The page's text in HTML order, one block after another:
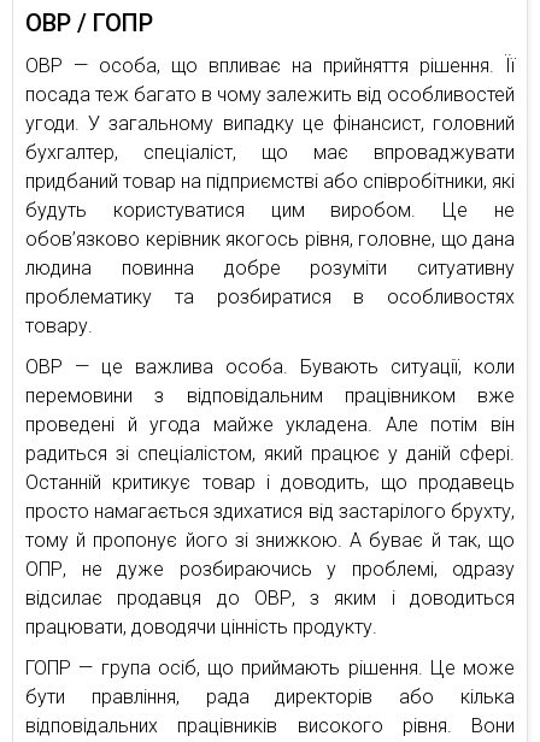
ОВР / ГОПР
ОВР — особа, що впливає на прийняття рішення. Її
посада теж багато в чому залежить від особливостей
угоди. У загальному випадку це фінансист, головний
бухгалтер, спеціаліст, що має впроваджувати
придбаний товар на підприємстві або співробітники, які
будуть користуватися цим виробом. Це не
обов’язково керівник якогось рівня, головне, що дана
людина повинна добре розуміти ситуативну
проблематику та розбиратися в особливостях
товару.
ОВР — це важлива особа. Бувають ситуації, коли
перемовини з відповідальним працівником вже
проведені й угода майже укладена. Але потім він
радиться зі спеціалістом, який працює у даній сфері.
Останній критикує товар і доводить, що продавець
просто намагається здихатися від застарілого брухту,
тому й пропонує його зі знижкою. А буває й так, що
ОПР, не дуже розбираючись у проблемі, одразу
відсилає продавця до ОВР, з яким і доводиться
працювати, доводячи цінність продукту.
ГОПР — група осіб, що приймають рішення. Це може
бути правління, рада директорів або кілька
відповідальних працівників високого рівня. Вони